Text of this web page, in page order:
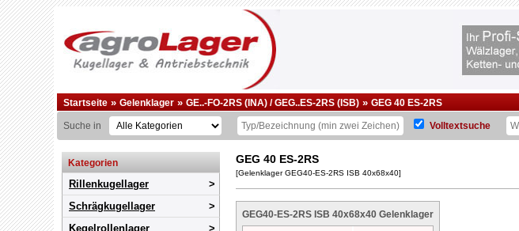
Startseite » Gelenklager » GE..-FO-2RS (INA) / GEG..ES-2RS (ISB) » GEG 40 ES-2RS
Suche in Volltextsuche
Kategorien
Rillenkugellager
Schrägkugellager
Kegelrollenlager
GEG 40 ES-2RS
[Gelenklager GEG40-ES-2RS ISB 40x68x40]
GEG40-ES-2RS ISB 40x68x40 Gelenklager